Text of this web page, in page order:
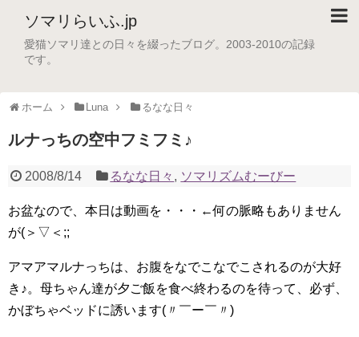
ソマリらいふ.jp
愛猫ソマリ達との日々を綴ったブログ。2003-2010の記録
です。
ホーム Luna るなな日々
ルナっちの空中フミフミ♪
2008/8/14 るなな日々 , ソマリズムむーびー
お盆なので、本日は動画を・・・←何の脈略もありません
が(＞▽＜;;
アマアマルナっちは、お腹をなでこなでこされるのが大好
き♪。母ちゃん達が夕ご飯を食べ終わるのを待って、必ず、
かぼちゃベッドに誘います(〃￣ー￣〃)